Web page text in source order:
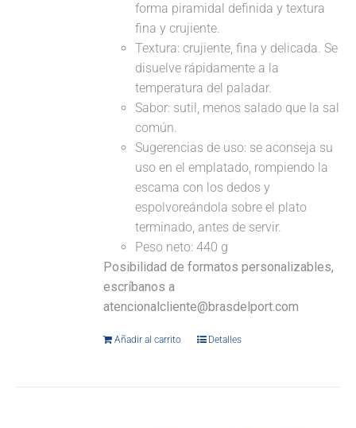
forma piramidal definida y textura
fina y crujiente.
Textura: crujiente, fina y delicada. Se
disuelve rápidamente a la
temperatura del paladar.
Sabor: sutil, menos salado que la sal
común.
Sugerencias de uso: se aconseja su
uso en el emplatado, rompiendo la
escama con los dedos y
espolvoreándola sobre el plato
terminado, antes de servir.
Peso neto: 440 g
Posibilidad de formatos personalizables,
escríbanos a
atencionalcliente@brasdelport.com
Añadir al carrito Detalles